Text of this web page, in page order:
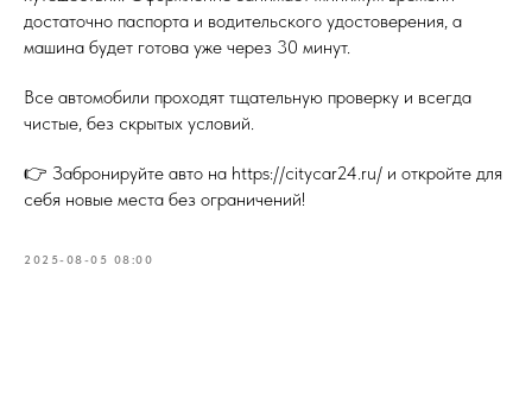
достаточно паспорта и водительского удостоверения, а
машина будет готова уже через 30 минут.
Все автомобили проходят тщательную проверку и всегда
чистые, без скрытых условий.
👉 Забронируйте авто на https://citycar24.ru/ и откройте для
себя новые места без ограничений!
2025-08-05 08:00